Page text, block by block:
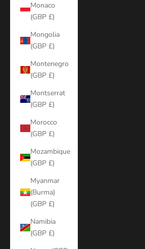
Monaco
(GBP £)
Mongolia
(GBP £)
Montenegro
(GBP £)
Montserrat
(GBP £)
Morocco
(GBP £)
Mozambique
(GBP £)
Myanmar
(Burma)
(GBP £)
Namibia
(GBP £)